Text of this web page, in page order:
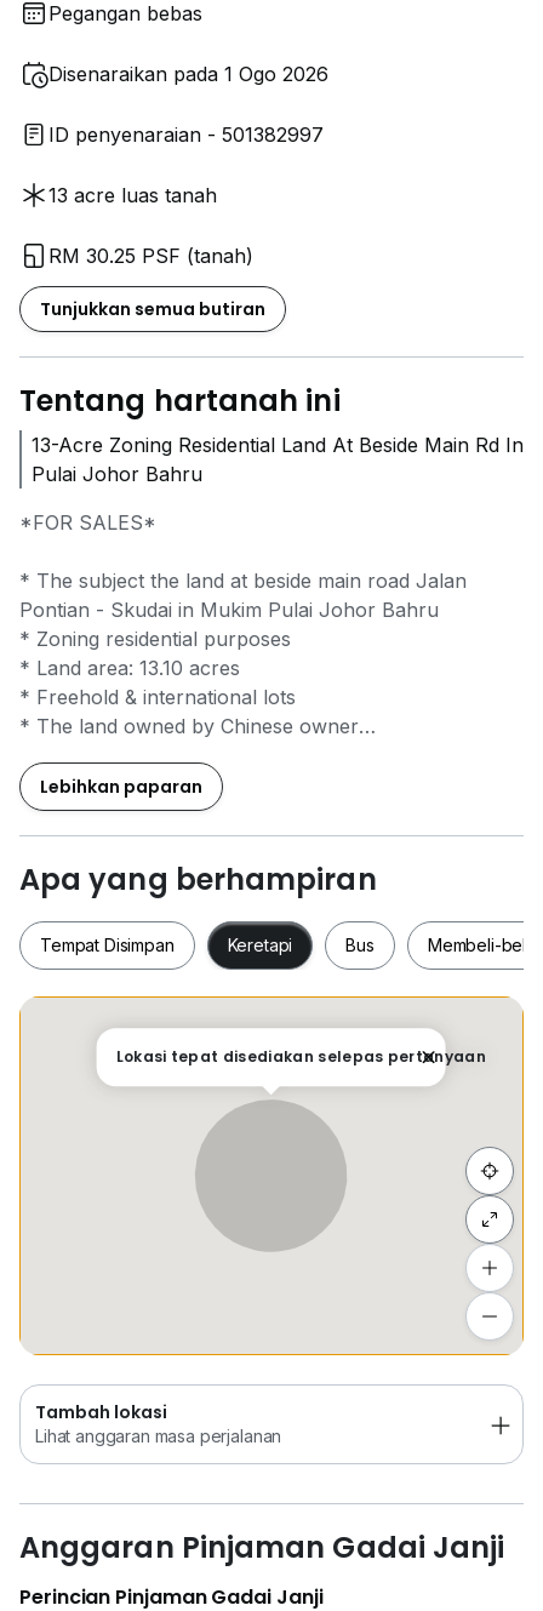
Pegangan bebas
Disenaraikan pada 1 Ogo 2026
ID penyenaraian - 501382997
13 acre luas tanah
RM 30.25 PSF (tanah)
Tunjukkan semua butiran
Tentang hartanah ini
13-Acre Zoning Residential Land At Beside Main Rd In
Pulai Johor Bahru
*FOR SALES*
* The subject the land at beside main road Jalan
Pontian - Skudai in Mukim Pulai Johor Bahru
* Zoning residential purposes
* Land area: 13.10 acres
* Freehold & international lots
* The land owned by Chinese owner
* 20 KM to Senai International Airport & Tuas
Checkpoint 31 KM
* Pls kindly contact Sam Ong at 60.111.4985488 for
more information
* Thank you so much
Lebihkan paparan
Apa yang berhampiran
Tempat Disimpan Keretapi Bus Membeli-
Tempat Disimpan Keretapi Bus Membeli-
Lokasi tepat disediakan selepas pertanyaan
Sembunyi senarai
Tambah lokasi
Lihat anggaran masa perjalanan
Anggaran Pinjaman Gadai Janji
Perincian Pinjaman Gadai Janji